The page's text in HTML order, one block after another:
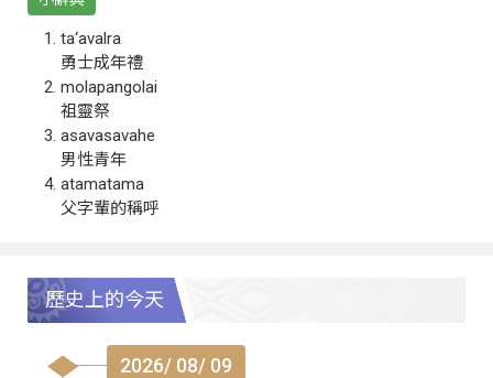
ta‘avalra
勇士成年禮
molapangolai
祖靈祭
asavasavahe
男性青年
atamatama
父字輩的稱呼
歷史上的今天
2026/ 08/ 09